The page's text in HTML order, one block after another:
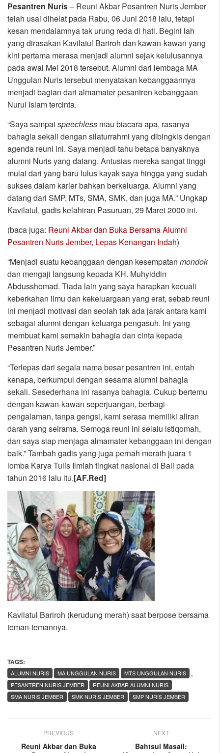
Pesantren Nuris– Reuni Akbar Pesantren Nuris Jember
telah usai dihelat pada Rabu, 06 Juni 2018 lalu, tetapi
kesan mendalamnya tak urung reda di hati. Begini lah
yang dirasakan Kavilatul Bariroh dan kawan-kawan yang
kini pertama merasa menjadi alumni sejak kelulusannya
pada awal Mei 2018 tersebut. Alumni dari lembaga MA
Unggulan Nuris tersebut menyatakan kebanggaannya
menjadi bagian dari almamater pesantren kebanggaan
Nurul Islam tercinta.
“Saya sampai speechless mau biacara apa, rasanya
bahagia sekali dengan silaturrahmi yang dibingkis dengan
agenda reuni ini. Saya menjadi tahu betapa banyaknya
alumni Nuris yang datang. Antusias mereka sangat tinggi
mulai dari yang baru lulus kayak saya hingga yang sudah
sukses dalam karier bahkan berkeluarga. Alumni yang
datang dari SMP, MTs, SMA, SMK, dan juga MA.” Ungkap
Kavilatul, gadis kelahiran Pasuruan, 29 Maret 2000 ini.
(baca juga: Reuni Akbar dan Buka Bersama Alumni
Pesantren Nuris Jember, Lepas Kenangan Indah)
“Menjadi suatu kebanggaan dengan kesempatan mondok
dan mengaji langsung kepada KH. Muhyiddin
Abdusshomad. Tiada lain yang saya harapkan kecuali
keberkahan ilmu dan kekeluargaan yang erat, sebab reuni
ini menjadi motivasi dan seolah tak ada jarak antara kami
sebagai alumni dengan keluarga pengasuh. Ini yang
membuat kami semakin bahagia dan cinta kepada
Pesantren Nuris Jember.”
“Terlepas dari segala nama besar pesantren ini, entah
kenapa, berkumpul dengan sesama alumni bahagia
sekali. Sesederhana ini rasanya bahagia. Cukup bertemu
dengan kawan-kawan seperjuangan, berbagi
pengalaman, tanpa gengsi, kami serasa memiliki aliran
darah yang seirama. Semoga reuni ini selalu istiqomah,
dan saya siap menjaga almamater kebanggaan ini dengan
baik.” Tambah gadis yang juga pernah meraih juara 1
lomba Karya Tulis Ilmiah tingkat nasional di Bali pada
tahun 2016 lalu itu.[AF.Red]
Kavilatul Bariroh (kerudung merah) saat berpose bersama
teman-temannya.
TAGS:
,
ALUMNI NURIS MA UNGGULAN NURIS
MTS UNGGULAN NURIS
PESANTREN NURIS JEMBER
REUNI AKBAR ALUMNI NURIS
SMA NURIS JEMBER
SMK NURIS JEMBER SMP NURIS JEMBER
PREVIOUS
Reuni Akbar dan Buka
NEXT
Bahtsul Masail: